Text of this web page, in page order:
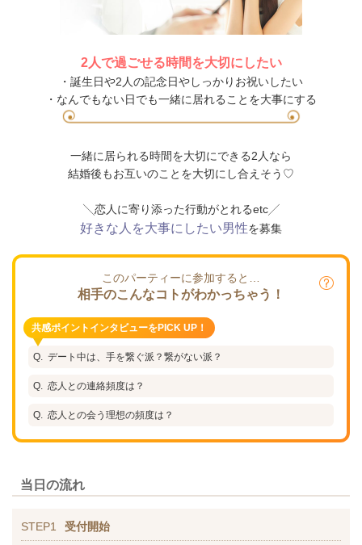
2人で過ごせる時間を大切にしたい
・誕生日や2人の記念日やしっかりお祝いしたい
・なんでもない日でも一緒に居れることを大事にする
一緒に居られる時間を大切にできる2人なら
結婚後もお互いのことを大切にし合えそう♡
╲恋人に寄り添った行動がとれるetc╱
好きな人を大事にしたい男性を募集
このパーティーに参加すると…
相手のこんなコトがわかっちゃう！
共感ポイントインタビューをPICK UP！
デート中は、手を繋ぐ派？繋がない派？
恋人との連絡頻度は？
恋人との会う理想の頻度は？
当日の流れ
STEP1 受付開始